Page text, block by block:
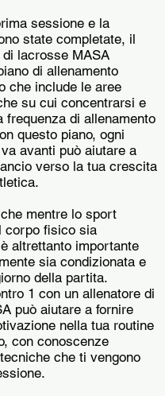
sessione e la
state completate, il
lacrosse MASA
di allenamento
che include le aree
su cui concentrarsi e
frequenza di allenamento
questo piano, ogni
avanti può aiutare a
verso la tua crescita
mentre lo sport
corpo fisico sia
altrettanto importante
sia condizionata e
della partita.
1 con un allenatore di
può aiutare a fornire
nella tua routine
con conoscenze
che ti vengono